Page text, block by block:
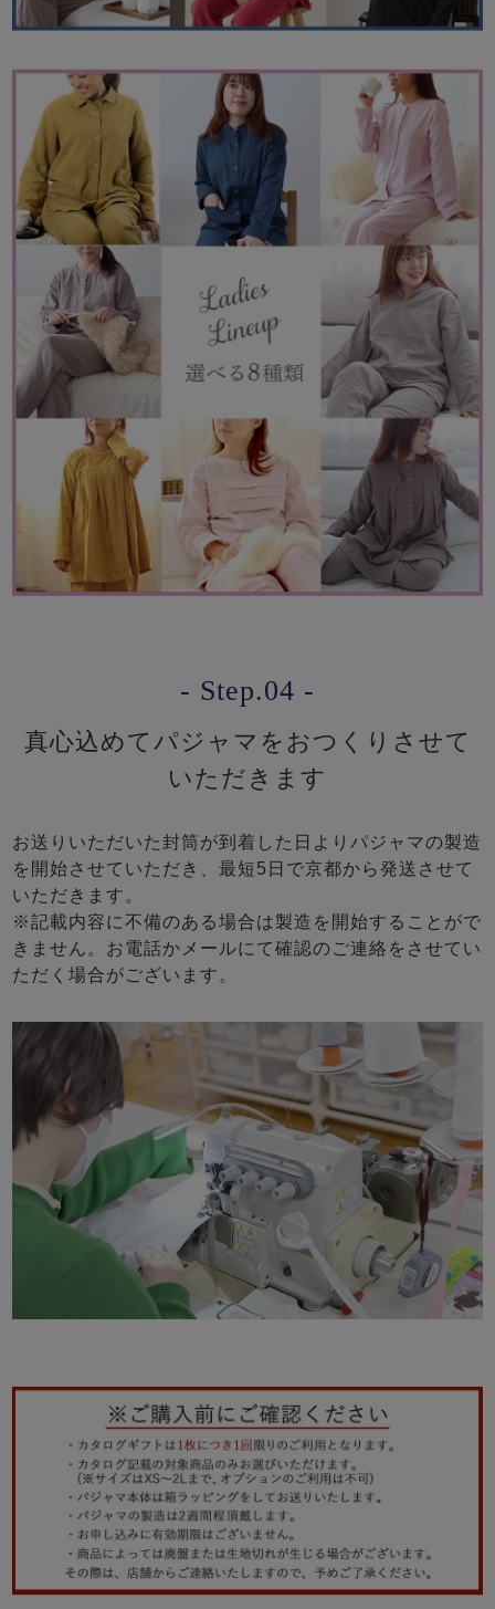
- Step.04 -
真心込めてパジャマをおつくりさせて
いただきます
お送りいただいた封筒が到着した日よりパジャマの製造
を開始させていただき、最短5日で京都から発送させて
いただきます。
※記載内容に不備のある場合は製造を開始することがで
きません。お電話かメールにて確認のご連絡をさせてい
ただく場合がございます。